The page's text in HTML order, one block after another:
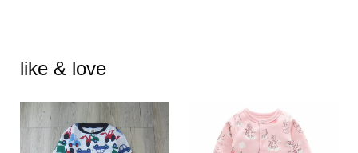
like & love